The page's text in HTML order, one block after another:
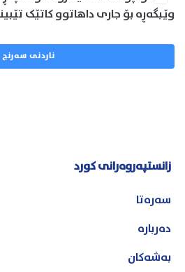
وێبگەڕە بۆ جاری داهاتوو کاتێک
زانستپەروەرانی کورد
سەرەتا
دەربارە
بەشەکان